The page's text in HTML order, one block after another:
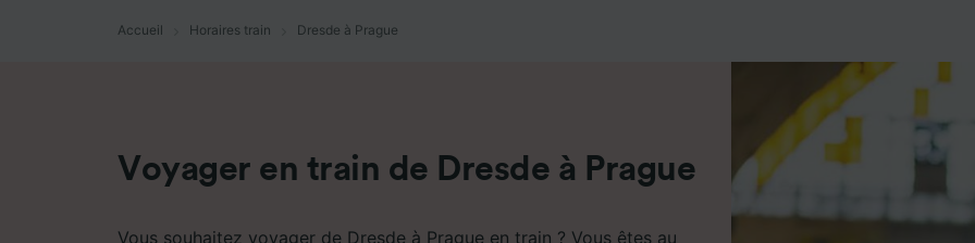
Accueil Horaires train Dresde à Prague
Voyager en train de Dresde à Prague
Vous souhaitez voyager de Dresde à Prague en train ? Vous êtes au
Liste de nos partenaires (fournisseurs)